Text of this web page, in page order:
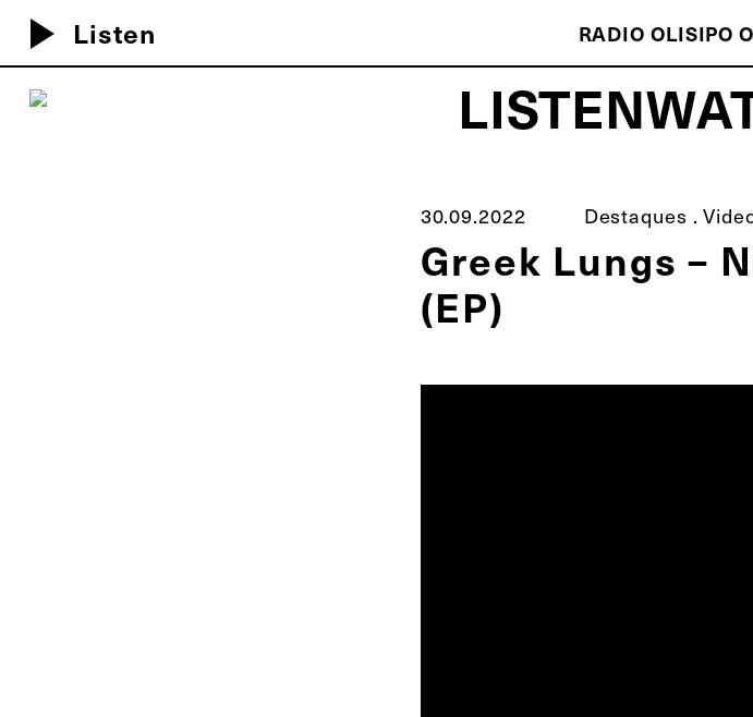
play_arrow Listen RADIO OLISIPO
LISTEN
30.09.2022 Destaques .
Greek Lungs –
(EP)